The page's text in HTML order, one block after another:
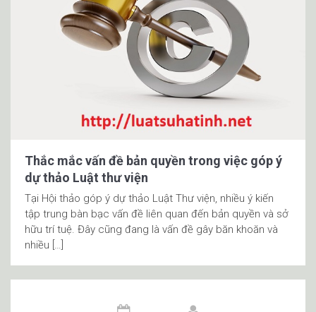
Thắc mắc vấn đề bản quyền trong việc góp ý
dự thảo Luật thư viện
Tại Hội thảo góp ý dự thảo Luật Thư viện, nhiều ý kiến
tập trung bàn bạc vấn đề liên quan đến bản quyền và sở
hữu trí tuệ. Đây cũng đang là vấn đề gây băn khoăn và
nhiều […]